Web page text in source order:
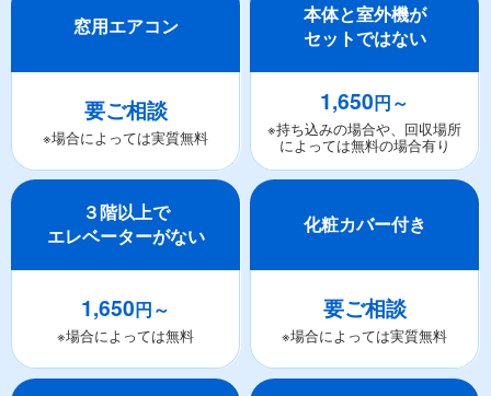
窓用エアコン
要ご相談
※場合によっては実質無料
本体と室外機が
セットではない
1,650円～
※持ち込みの場合や、回収場所
によっては無料の場合有り
３階以上で
エレベーターがない
1,650円～
※場合によっては無料
化粧カバー付き
要ご相談
※場合によっては実質無料